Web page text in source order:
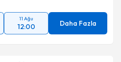
11 Ağu
12:00 Daha Fazla